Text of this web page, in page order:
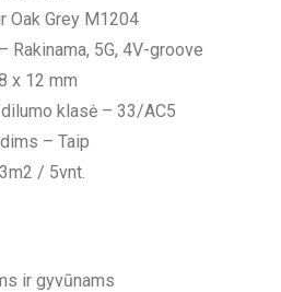
Oak Grey M1204
Rakinama, 5G, 4V-groove
x 12 mm
klasė – 33/AC5
– Taip
/ 5vnt.
ir gyvūnams